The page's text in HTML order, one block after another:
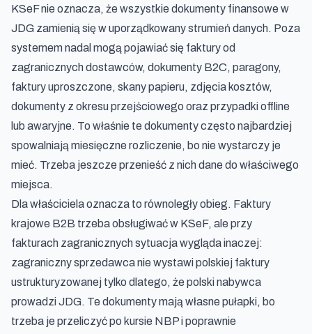
KSeF nie oznacza, że wszystkie dokumenty finansowe w
JDG zamienią się w uporządkowany strumień danych. Poza
systemem nadal mogą pojawiać się faktury od
zagranicznych dostawców, dokumenty B2C, paragony,
faktury uproszczone, skany papieru, zdjęcia kosztów,
dokumenty z okresu przejściowego oraz przypadki offline
lub awaryjne. To właśnie te dokumenty często najbardziej
spowalniają miesięczne rozliczenie, bo nie wystarczy je
mieć. Trzeba jeszcze przenieść z nich dane do właściwego
miejsca.
Dla właściciela oznacza to równoległy obieg. Faktury
krajowe B2B trzeba obsługiwać w KSeF, ale przy
fakturach zagranicznych sytuacja wygląda inaczej:
zagraniczny sprzedawca nie wystawi polskiej faktury
ustrukturyzowanej tylko dlatego, że polski nabywca
prowadzi JDG. Te dokumenty mają własne pułapki, bo
trzeba je przeliczyć po kursie NBP i poprawnie